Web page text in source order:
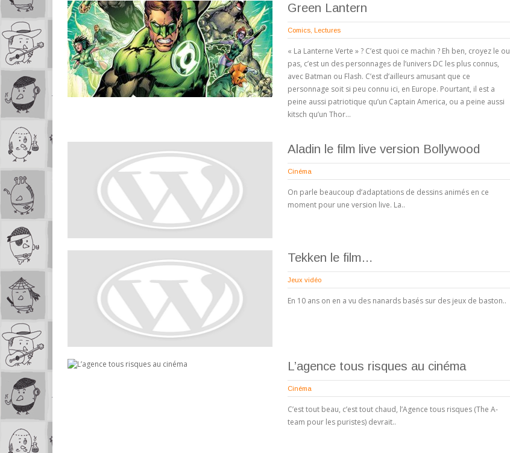
Green Lantern
Comics Lectures
« La Lanterne Verte » ? C’est quoi ce machin ? Eh ben, croyez le ou
pas, c’est un des personnages de l’univers DC les plus connus,
avec Batman ou Flash. C’est d’ailleurs amusant que ce
personnage soit si peu connu ici, en Europe. Pourtant, il est a
peine aussi patriotique qu’un Captain America, ou a peine aussi
kitsch qu’un Thor…
Aladin le film live version Bollywood
Cinéma
On parle beaucoup d’adaptations de dessins animés en ce
moment pour une version live. La..
Tekken le film…
Jeux vidéo
En 10 ans on en a vu des nanards basés sur des jeux de baston..
L’agence tous risques au cinéma
Cinéma
C’est tout beau, c’est tout chaud, l’Agence tous risques (The A-
team pour les puristes) devrait..